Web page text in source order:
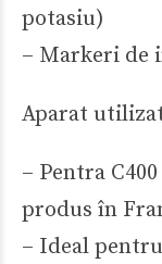
potasiu)
– Markeri de
Aparat
– Pentra
produs în
– Ideal